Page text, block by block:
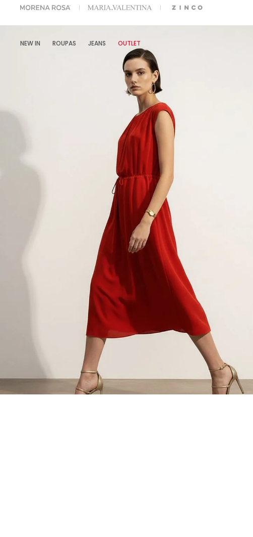
ESCOLHER SEU LOOK? FALE COM NOSSA PERSONAL SHOPPER.
NEW IN ROUPAS JEANS OUTLET